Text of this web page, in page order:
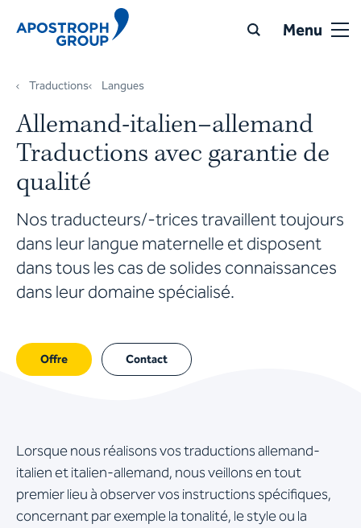
Menu
Traductions Langues
Allemand-italien–allemand
Traductions avec garantie de
qualité
Nos traducteurs/-trices travaillent toujours
dans leur langue maternelle et disposent
dans tous les cas de solides connaissances
dans leur domaine spécialisé.
Offre Contact
Lorsque nous réalisons vos traductions allemand-
italien et italien-allemand, nous veillons en tout
premier lieu à observer vos instructions spécifiques,
concernant par exemple la tonalité, le style ou la